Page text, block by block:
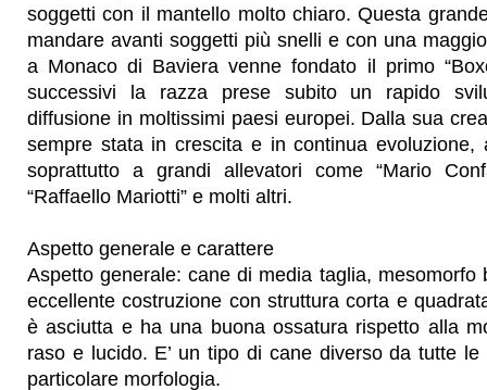
soggetti con il mantello molto chiaro. Questa
mandare avanti soggetti più snelli e con una
a Monaco di Baviera venne fondato il primo
successivi la razza prese subito un rapido
diffusione in moltissimi paesi europei. Dalla sua
sempre stata in crescita e in continua evoluzione,
soprattutto a grandi allevatori come “Mario
“Raffaello Mariotti” e molti altri.
Aspetto generale e carattere
Aspetto generale: cane di media taglia, mesomorfo
eccellente costruzione con struttura corta e
è asciutta e ha una buona ossatura rispetto alla
raso e lucido. E’ un tipo di cane diverso da tutte
particolare morfologia.